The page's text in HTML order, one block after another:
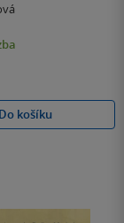
Do košíku